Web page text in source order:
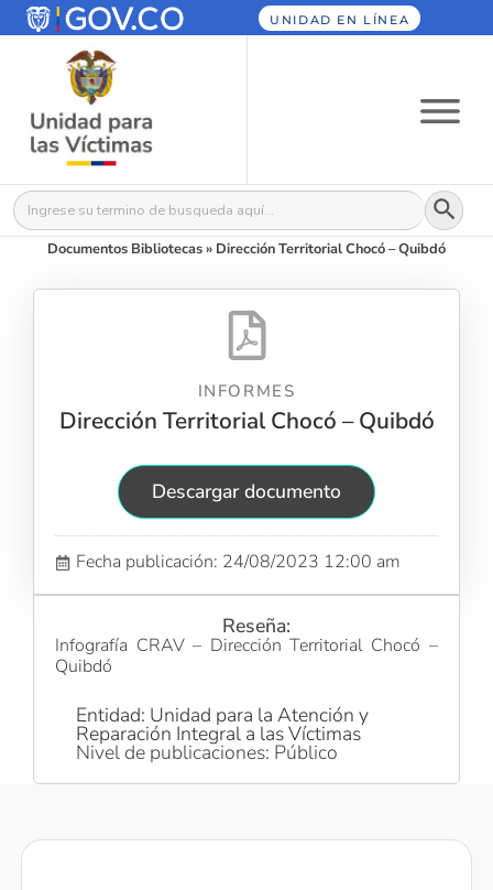
UNIDAD EN LÍNEA
Buscar: Botón
Documentos Bibliotecas» Dirección Territorial Chocó – Quibdó
INFORMES
Dirección Territorial Chocó – Quibdó
Descargar documento
Fecha publicación: 24/08/2023 12:00 am
Reseña:
Infografía CRAV – Dirección Territorial Chocó –
Quibdó
Entidad: Unidad para la Atención y
Reparación Integral a las Víctimas
Nivel de publicaciones: Público